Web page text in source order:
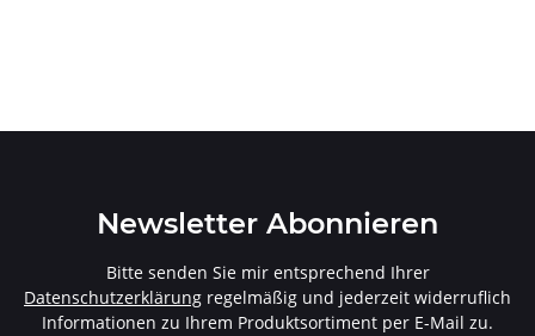
Newsletter Abonnieren
Bitte senden Sie mir entsprechend Ihrer
Datenschutzerklärung regelmäßig und jederzeit widerruflich
Informationen zu Ihrem Produktsortiment per E-Mail zu.